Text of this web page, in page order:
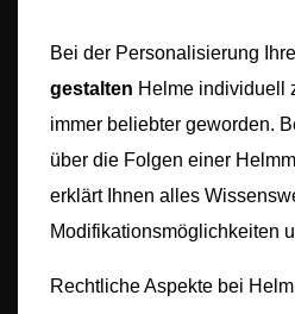
Bei der Personalisierung
gestalten Helme individuell
immer beliebter geworden.
über die Folgen einer
erklärt Ihnen alles
Modifikationsmöglichkeiten
Rechtliche Aspekte bei